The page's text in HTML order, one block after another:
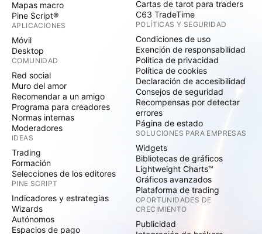
Mapas macro
Pine Script®
APLICACIONES
Móvil
Desktop
COMUNIDAD
Red social
Muro del amor
Recomendar a un amigo
Programa para creadores
Normas internas
Moderadores
IDEAS
Trading
Formación
Selecciones de los editores
PINE SCRIPT
Indicadores y estrategias
Wizards
Autónomos
Espacios de pago
Cartas de tarot para traders
C63 TradeTime
POLÍTICAS Y SEGURIDAD
Condiciones de uso
Exención de responsabilidad
Política de privacidad
Política de cookies
Declaración de accesibilidad
Consejos de seguridad
Recompensas por detectar
errores
Página de estado
SOLUCIONES PARA EMPRESAS
Widgets
Bibliotecas de gráficos
Lightweight Charts™
Gráficos avanzados
Plataforma de trading
OPORTUNIDADES DE
CRECIMIENTO
Publicidad